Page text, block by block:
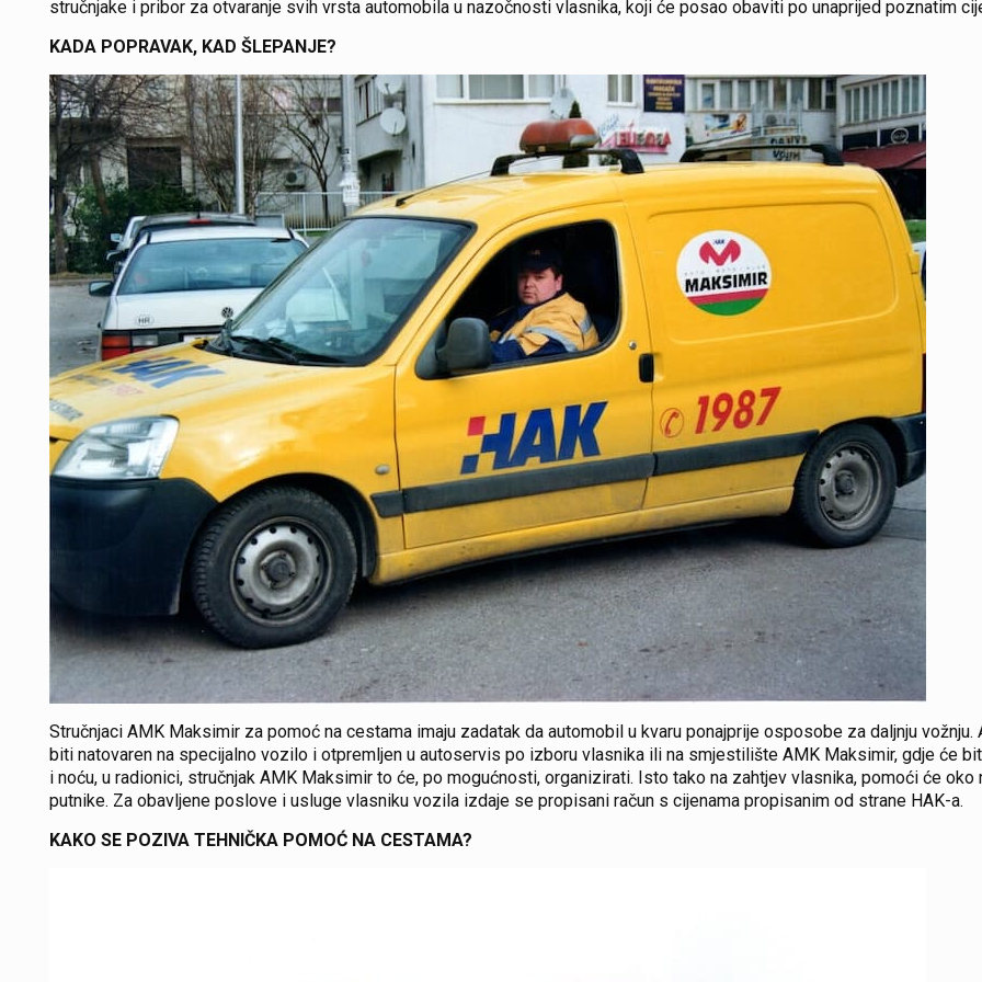
stručnjake i pribor za otvaranje svih vrsta automobila u nazočnosti vlasnika, koji će posao obaviti po unaprijed poznatim
KADA POPRAVAK, KAD ŠLEPANJE?
Stručnjaci AMK Maksimir za pomoć na cestama imaju zadatak da automobil u kvaru ponajprije osposobe za daljnju
biti natovaren na specijalno vozilo i otpremljen u autoservis po izboru vlasnika ili na smjestilište AMK Maksimir, gdje će
i noću, u radionici, stručnjak AMK Maksimir to će, po mogućnosti, organizirati. Isto tako na zahtjev vlasnika, pomoći će
putnike. Za obavljene poslove i usluge vlasniku vozila izdaje se propisani račun s cijenama propisanim od strane HAK-a.
KAKO SE POZIVA TEHNIČKA POMOĆ NA CESTAMA?